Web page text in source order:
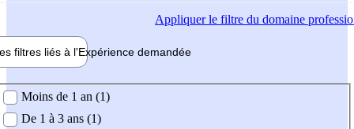
Appliquerle filtre du domaine
filtres liés à l'Expérience demandée
demandée
Moins de 1 an (1)
De 1 à 3 ans (1)